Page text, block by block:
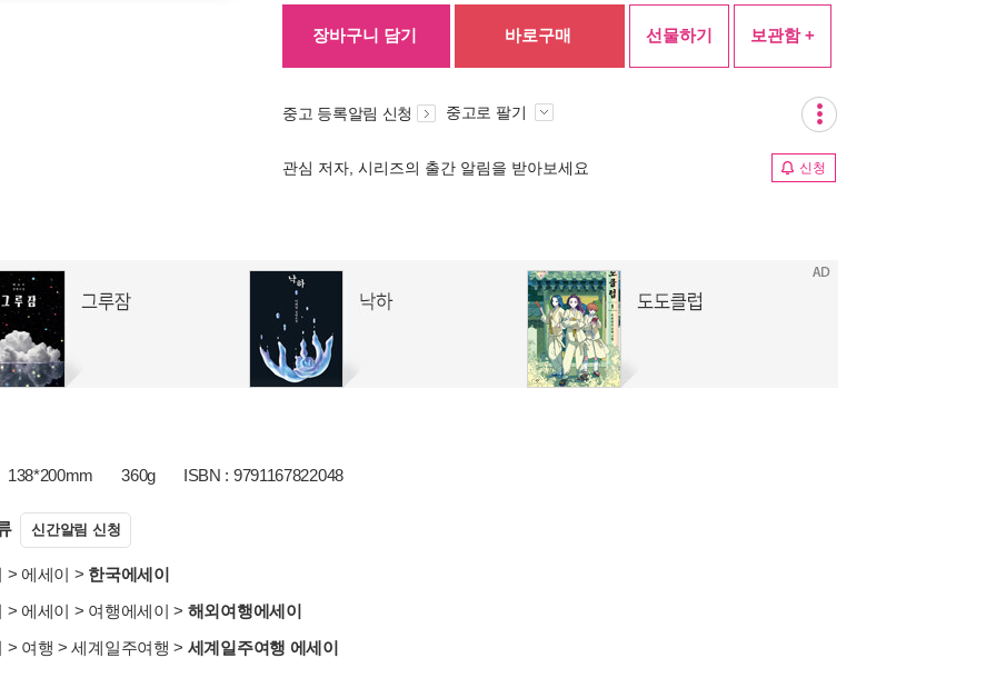
장바구니 담기 바로구매 선물하기 보관함 +
중고 등록알림 신청 중고로 팔기
관심 저자, 시리즈의 출간 알림을 받아보세요 신청
138*200mm 360g ISBN : 9791167822048
신간알림 신청
> 에세이 > 한국에세이
> 에세이 > 여행에세이 > 해외여행에세이
> 여행 >세계일주여행 > 세계일주여행 에세이